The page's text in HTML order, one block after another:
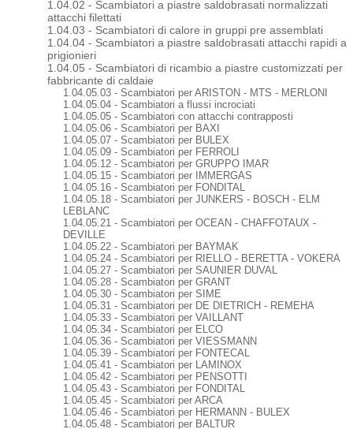
1.04.02 - Scambiatori a piastre saldobrasati normalizzati
attacchi filettati
1.04.03 - Scambiatori di calore in gruppi pre assemblati
1.04.04 - Scambiatori a piastre saldobrasati attacchi rapidi a
prigionieri
1.04.05 - Scambiatori di ricambio a piastre customizzati per
fabbricante di caldaie
1.04.05.03 - Scambiatori per ARISTON - MTS - MERLONI
1.04.05.04 - Scambiatori a flussi incrociati
1.04.05.05 - Scambiatori con attacchi contrapposti
1.04.05.06 - Scambiatori per BAXI
1.04.05.07 - Scambiatori per BULEX
1.04.05.09 - Scambiatori per FERROLI
1.04.05.12 - Scambiatori per GRUPPO IMAR
1.04.05.15 - Scambiatori per IMMERGAS
1.04.05.16 - Scambiatori per FONDITAL
1.04.05.18 - Scambiatori per JUNKERS - BOSCH - ELM
LEBLANC
1.04.05.21 - Scambiatori per OCEAN - CHAFFOTAUX -
DEVILLE
1.04.05.22 - Scambiatori per BAYMAK
1.04.05.24 - Scambiatori per RIELLO - BERETTA - VOKERA
1.04.05.27 - Scambiatori per SAUNIER DUVAL
1.04.05.28 - Scambiatori per GRANT
1.04.05.30 - Scambiatori per SIME
1.04.05.31 - Scambiatori per DE DIETRICH - REMEHA
1.04.05.33 - Scambiatori per VAILLANT
1.04.05.34 - Scambiatori per ELCO
1.04.05.36 - Scambiatori per VIESSMANN
1.04.05.39 - Scambiatori per FONTECAL
1.04.05.41 - Scambiatori per LAMINOX
1.04.05.42 - Scambiatori per PENSOTTI
1.04.05.43 - Scambiatori per FONDITAL
1.04.05.45 - Scambiatori per ARCA
1.04.05.46 - Scambiatori per HERMANN - BULEX
1.04.05.48 - Scambiatori per BALTUR